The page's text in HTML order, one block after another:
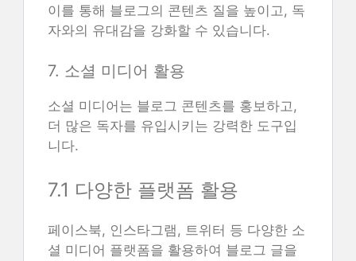
이를 통해 블로그의 콘텐츠 질을 높이고, 독
자와의 유대감을 강화할 수 있습니다.
7. 소셜 미디어 활용
소셜 미디어는 블로그 콘텐츠를 홍보하고,
더 많은 독자를 유입시키는 강력한 도구입
니다.
7.1 다양한 플랫폼 활용
페이스북, 인스타그램, 트위터 등 다양한 소
셜 미디어 플랫폼을 활용하여 블로그 글을